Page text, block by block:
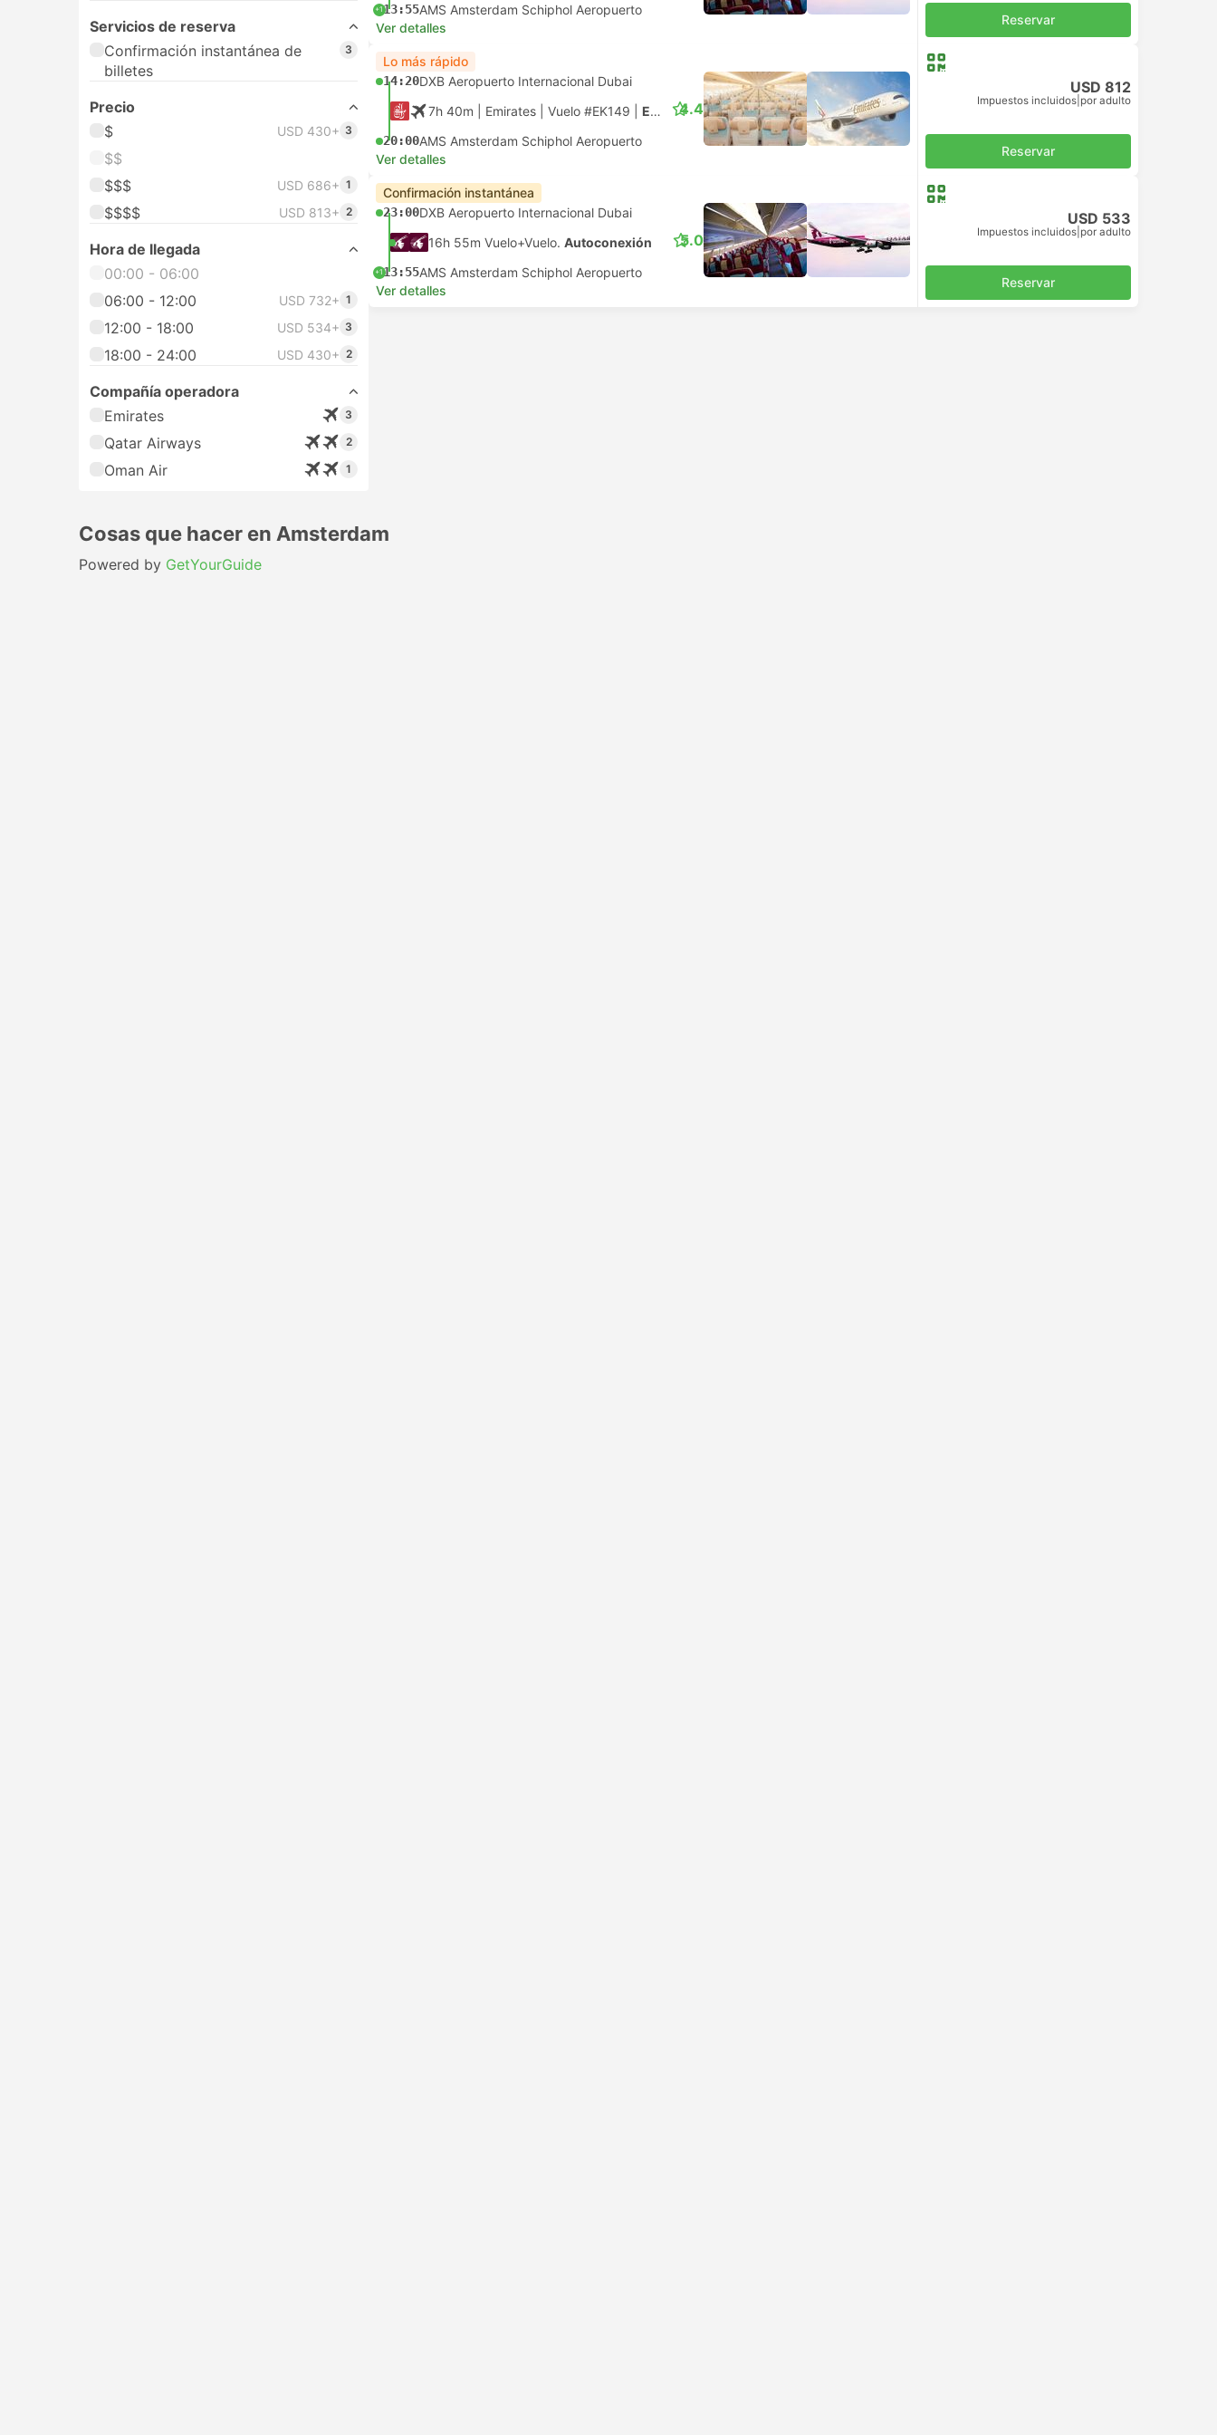
Servicios de reserva
Confirmación instantánea de
billetes
3
Precio
$
USD 430+ 3
$$
$$$
USD 686+ 1
$$$$ USD 813+ 2
Hora de llegada
00:00 - 06:00
06:00 - 12:00
USD 732+ 1
12:00 - 18:00 USD 534+ 3
18:00 - 24:00 USD 430+ 2
Compañía operadora
Emirates
3
Qatar Airways 2
Oman Air 1
+113:55AMS Amsterdam Schiphol Aeropuerto
Ver detalles
Reservar
Lo más rápido
14:20DXB Aeropuerto Internacional Dubai
7h 40m | Emirates Vuelo #EK149 Económica
20:00AMS Amsterdam Schiphol Aeropuerto
4.4
Ver detalles
USD 812
Impuestos incluidos por adulto
Reservar
Confirmación instantánea
23:00DXB Aeropuerto Internacional Dubai
16h 55m Vuelo+Vuelo. Autoconexión
+113:55AMS Amsterdam Schiphol Aeropuerto
5.0
Ver detalles
USD 533
Impuestos incluidos por adulto
Reservar
Cosas que hacer en Amsterdam
Powered by GetYourGuide